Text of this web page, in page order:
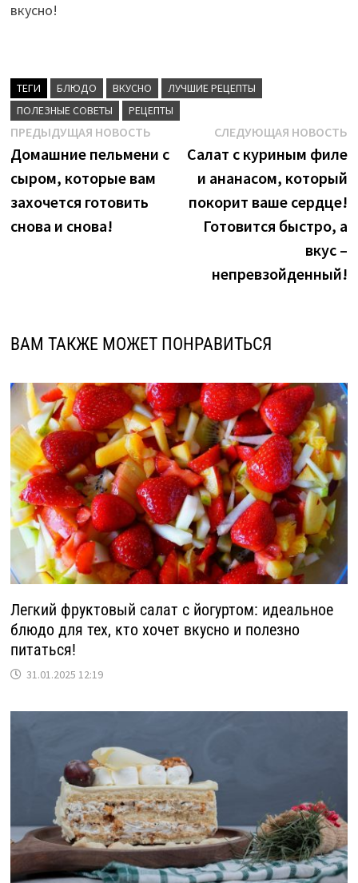
вкусно!
ТЕГИ БЛЮДО ВКУСНО
ЛУЧШИЕ РЕЦЕПТЫ
ПОЛЕЗНЫЕ СОВЕТЫ
РЕЦЕПТЫ
Навигация
по
записям
ПРЕДЫДУЩАЯ НОВОСТЬПредыдущая
новость:
Домашние пельмени с
сыром, которые вам
захочется готовить
снова и снова!
СЛЕДУЮЩАЯ НОВОСТЬ
Салат с куриным филе
и ананасом, который
покорит ваше сердце!
Готовится быстро, а
вкус –
непревзойденный!
ВАМ ТАКЖЕ МОЖЕТ ПОНРАВИТЬСЯ
Легкий фруктовый салат с йогуртом: идеальное
блюдо для тех, кто хочет вкусно и полезно
питаться!
31.01.2025 12:19